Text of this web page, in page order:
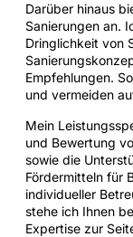
Darüber hinaus
Sanierungen an.
Dringlichkeit von
Empfehlungen.
und vermeiden
Mein
und Bewertung
sowie die
Fördermitteln für
individueller
stehe ich Ihnen
Expertise zur